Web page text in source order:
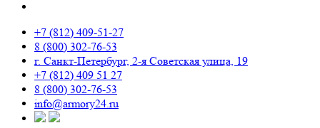
+7 (812) 409-51-27
8 (800) 302-76-53
г. Санкт-Петербург, 2-я Советская улица, 19
+7 (812) 409 51 27
8 (800) 302-76-53
info@armory24.ru